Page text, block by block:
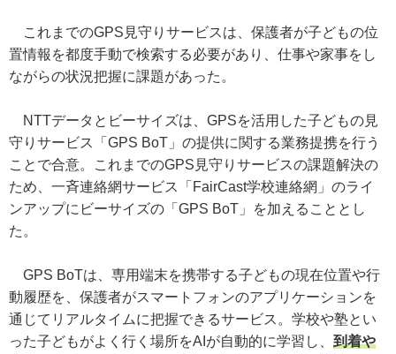
これまでのGPS見守りサービスは、保護者が子どもの位
置情報を都度手動で検索する必要があり、仕事や家事をし
ながらの状況把握に課題があった。
NTTデータとビーサイズは、GPSを活用した子どもの見
守りサービス「GPS BoT」の提供に関する業務提携を行う
ことで合意。これまでのGPS見守りサービスの課題解決の
ため、一斉連絡網サービス「FairCast学校連絡網」のライ
ンアップにビーサイズの「GPS BoT」を加えることとし
た。
GPS BoTは、専用端末を携帯する子どもの現在位置や行
動履歴を、保護者がスマートフォンのアプリケーションを
通じてリアルタイムに把握できるサービス。学校や塾とい
った子どもがよく行く場所をAIが自動的に学習し、 到着や